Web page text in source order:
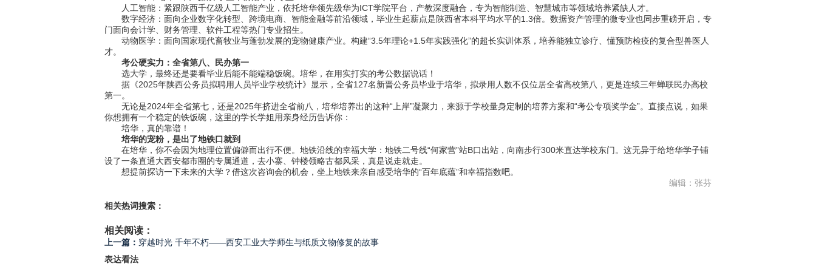
人工智能：紧跟陕西千亿级人工智能产业，依托培华领先级华为ICT学院平台，产教深度融合，专为智能制造、智慧城市等领域培养紧缺人才。
数字经济：面向企业数字化转型、跨境电商、智能金融等前沿领域，毕业生起薪点是陕西省本科平均水平的1.3倍。数据资产管理的微专业也同步重磅开启，专
门面向会计学、财务管理、软件工程等热门专业招生。
动物医学：面向国家现代畜牧业与蓬勃发展的宠物健康产业。构建“3.5年理论+1.5年实践强化”的超长实训体系，培养能独立诊疗、懂预防检疫的复合型兽医人
才。
考公硬实力：全省第八、民办第一
选大学，最终还是要看毕业后能不能端稳饭碗。培华，在用实打实的考公数据说话！
据《2025年陕西公务员拟聘用人员毕业学校统计》显示，全省127名新晋公务员毕业于培华，拟录用人数不仅位居全省高校第八，更是连续三年蝉联民办高校
第一。
无论是2024年全省第七，还是2025年挤进全省前八，培华培养出的这种“上岸”凝聚力，来源于学校量身定制的培养方案和“考公专项奖学金”。直接点说，如果
你想拥有一个稳定的铁饭碗，这里的学长学姐用亲身经历告诉你：
培华，真的靠谱！
培华的宠粉，是出了地铁口就到
在培华，你不会因为地理位置偏僻而出行不便。地铁沿线的幸福大学：地铁二号线“何家营”站B口出站，向南步行300米直达学校东门。这无异于给培华学子铺
设了一条直通大西安都市圈的专属通道，去小寨、钟楼领略古都风采，真是说走就走。
想提前探访一下未来的大学？借这次咨询会的机会，坐上地铁来亲自感受培华的“百年底蕴”和幸福指数吧。
编辑：张芬
相关热词搜索：
相关阅读：
上一篇： 穿越时光 千年不朽——西安工业大学师生与纸质文物修复的故事
表达看法